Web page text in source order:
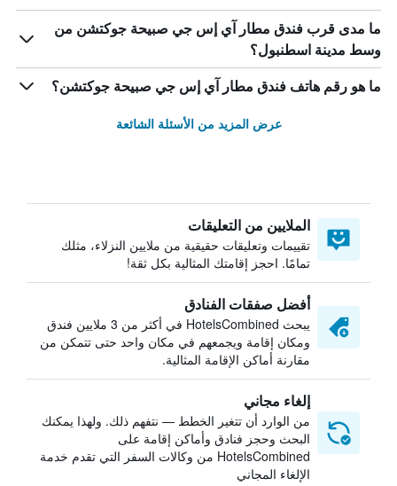
ما مدى قرب فندق مطار آي إس جي صبيحة جوكتشن من
وسط مدينة اسطنبول؟
ما هو رقم هاتف فندق مطار آي إس جي صبيحة جوكتشن؟
عرض المزيد من الأسئلة الشائعة
الملايين من التعليقات
تقييمات وتعليقات حقيقية من ملايين النزلاء، مثلك
تمامًا. احجز إقامتك المثالية بكل ثقة!
أفضل صفقات الفنادق
يبحث HotelsCombined في أكثر من 3 ملايين فندق
ومكان إقامة ويجمعهم في مكان واحد حتى تتمكن من
مقارنة أماكن الإقامة المثالية.
إلغاء مجاني
من الوارد أن تتغير الخطط — نتفهم ذلك. ولهذا يمكنك
البحث وحجز فنادق وأماكن إقامة على
HotelsCombined من وكالات السفر التي تقدم خدمة
الإلغاء المجاني